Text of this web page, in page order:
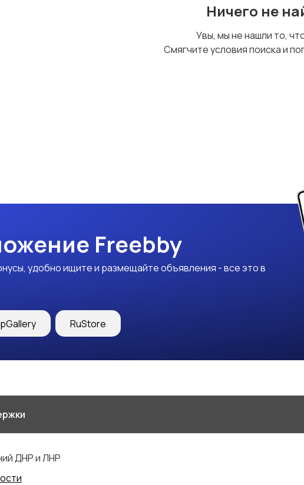
Ничего не
Увы, мы не нашли то,
Смягчите условия поиска и
Freebby
удобно ищите и размещайте объявления - все это в
RuStore
ДНР и ЛНР